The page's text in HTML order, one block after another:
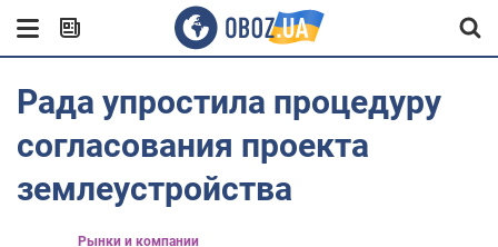
Рада упростила процедуру
согласования проекта
землеустройства
Рынки и компании